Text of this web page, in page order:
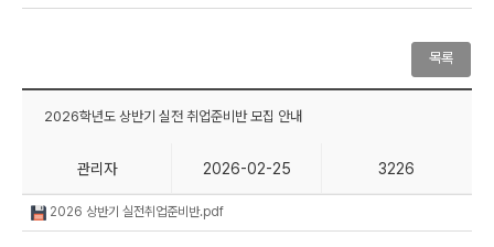
목록
2026학년도 상반기 실전 취업준비반 모집 안내
관리자 2026-02-25 3226
2026 상반기 실전취업준비반.pdf